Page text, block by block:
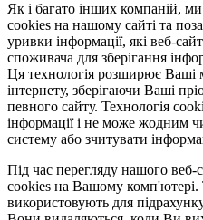
Як і багато інших компаній,
cookies на нашому сайті та
уривки інформації, які веб-
споживача для зберігання
Ця технологія розширює Ваші
інтернету, зберігаючи Ваші
певного сайту. Технологія
інформації і не може жодним
систему або зчитувати
Під час перегляду нашого
cookies на Вашому комп'ютері.
використовують для